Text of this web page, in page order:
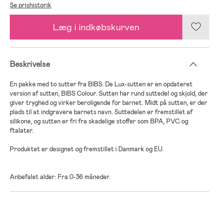
Se prishistorik
Læg i indkøbskurven
Beskrivelse
En pakke med to sutter fra BIBS. De Lux-sutten er en opdateret
version af sutten, BIBS Colour. Sutten har rund suttedel og skjold, der
giver tryghed og virker beroligende for barnet. Midt på sutten, er der
plads til at indgravere barnets navn. Suttedelen er fremstillet af
silikone, og sutten er fri fra skadelige stoffer som BPA, PVC og
ftalater.
Produktet er designet og fremstillet i Danmark og EU.
Anbefalet alder: Fra 0-36 måneder.